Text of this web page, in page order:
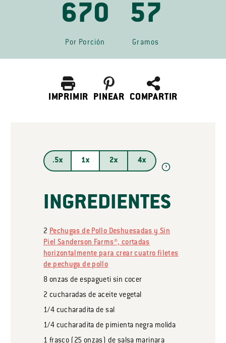
670
Por Porción
57
Gramos
IMPRIMIR PINEAR COMPARTIR
.5x 1x 2x 4x
?
INGREDIENTES
2 Pechugas de Pollo Deshuesadas y Sin
Piel Sanderson Farms®, cortadas
horizontalmente para crear cuatro filetes
de pechuga de pollo
8 onzas de espagueti sin cocer
2 cucharadas de aceite vegetal
1/4 cucharadita de sal
1/4 cucharadita de pimienta negra molida
1 frasco (25 onzas) de salsa marinara